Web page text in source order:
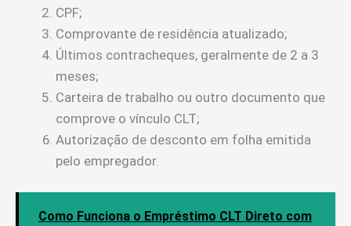
CPF;
Comprovante de residência atualizado;
Últimos contracheques, geralmente de 2 a 3
meses;
Carteira de trabalho ou outro documento que
comprove o vínculo CLT;
Autorização de desconto em folha emitida
pelo empregador.
Como Funciona o Empréstimo CLT Direto com